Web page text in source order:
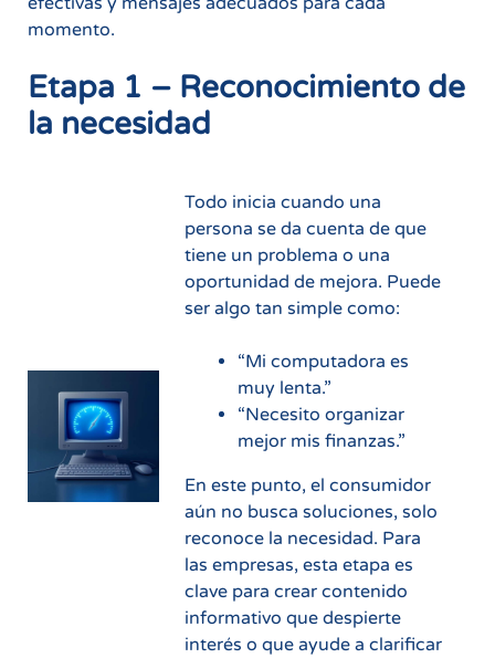
momento.
Etapa 1 – Reconocimiento de
la necesidad
Todo inicia cuando una
persona se da cuenta de que
tiene un problema o una
oportunidad de mejora. Puede
ser algo tan simple como:
“Mi computadora es
muy lenta.”
“Necesito organizar
mejor mis finanzas.”
En este punto, el consumidor
aún no busca soluciones, solo
reconoce la necesidad. Para
las empresas, esta etapa es
clave para crear contenido
informativo que despierte
interés o que ayude a clarificar